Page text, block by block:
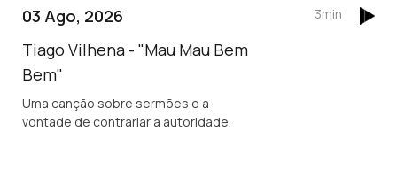
03 Ago, 2026
Tiago Vilhena - "Mau Mau Bem
Bem"
Uma canção sobre sermões e a
vontade de contrariar a autoridade.
3min